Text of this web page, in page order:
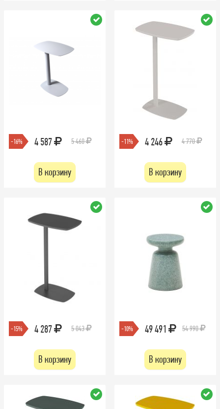
-16% 4 587 5 460
В корзину
-11% 4 246 4 770
В корзину
-15% 4 287 5 043
В корзину
-10% 49 491 54 990
В корзину